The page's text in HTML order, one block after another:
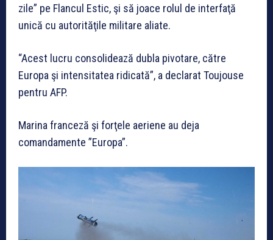
zile” pe Flancul Estic, şi să joace rolul de interfaţă
unică cu autorităţile militare aliate.
“Acest lucru consolidează dubla pivotare, către
Europa şi intensitatea ridicată”, a declarat Toujouse
pentru AFP.
Marina franceză şi forţele aeriene au deja
comandamente ”Europa”.